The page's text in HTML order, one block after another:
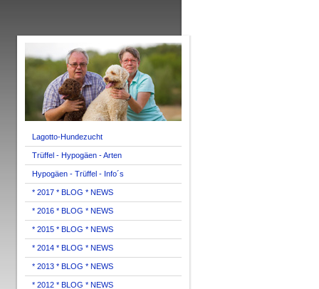
Lagotto-Hundezucht
Trüffel - Hypogäen - Arten
Hypogäen - Trüffel - Info´s
* 2017 * BLOG * NEWS
* 2016 * BLOG * NEWS
* 2015 * BLOG * NEWS
* 2014 * BLOG * NEWS
* 2013 * BLOG * NEWS
* 2012 * BLOG * NEWS